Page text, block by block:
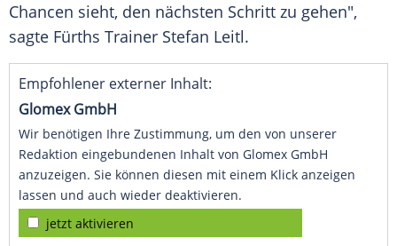
Chancen sieht, den nächsten Schritt zu gehen",
sagte Fürths Trainer Stefan Leitl.
Empfohlener externer Inhalt:
Glomex GmbH
Wir benötigen Ihre Zustimmung, um den von unserer
Redaktion eingebundenen Inhalt von Glomex GmbH
anzuzeigen. Sie können diesen mit einem Klick anzeigen
lassen und auch wieder deaktivieren.
jetzt aktivieren